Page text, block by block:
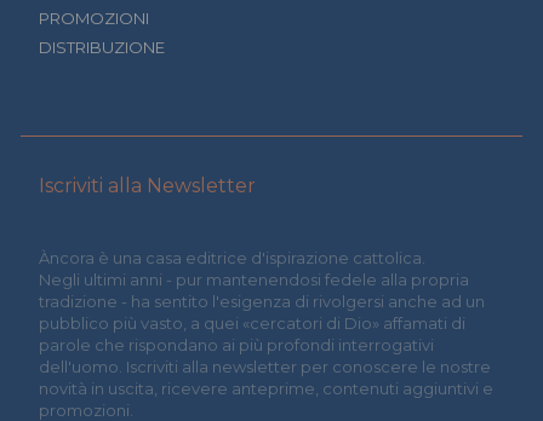
PROMOZIONI
DISTRIBUZIONE
Iscriviti alla Newsletter
Àncora è una casa editrice d'ispirazione cattolica.
Negli ultimi anni - pur mantenendosi fedele alla propria
tradizione - ha sentito l'esigenza di rivolgersi anche ad un
pubblico più vasto, a quei «cercatori di Dio» affamati di
parole che rispondano ai più profondi interrogativi
dell'uomo. Iscriviti alla newsletter per conoscere le nostre
novità in uscita, ricevere anteprime, contenuti aggiuntivi e
promozioni.